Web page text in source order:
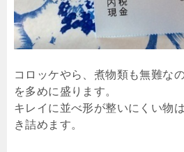
コロッケやら、煮物類も無難な
を多めに盛ります。
キレイに並べ形が整いにくい物
き詰めます。